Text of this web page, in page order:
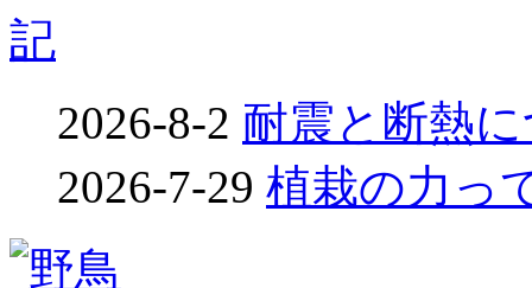
2026-8-2 耐震と断熱
2026-7-29 植栽の力っ